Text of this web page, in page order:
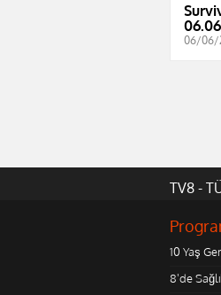
06/06/
TV8 -
10 Yaş
8'de